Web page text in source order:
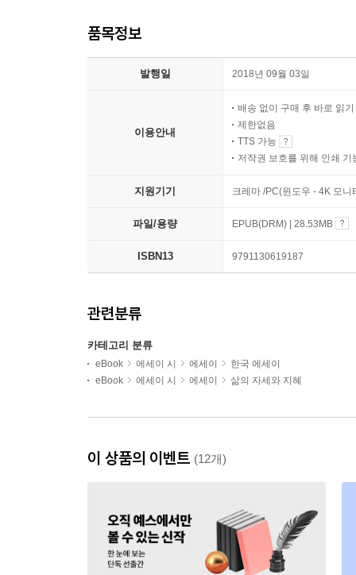
품목정보
발행일 2018년 09월 03일
이용안내
배송 없이 구매 후 바로 읽기
제한없음
TTS 가능
저작권 보호를 위해 인쇄 기
지원기기 크레마 /PC(윈도우 - 4K 모
파일/용량 EPUB(DRM) | 28.53MB
ISBN13 9791130619187
관련분류
카테고리 분류
eBook 에세이 시 에세이
한국 에세이
eBook
에세이 시 에세이 삶의 자세와 지혜
이 상품의 이벤트 (12개)